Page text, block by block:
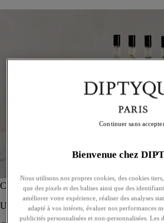
Coffret de 5 eaux de toilette - À composer
Un coffret sur-mesure de cinq eaux de
Bienvenue chez
Nous utilisons nos propres cookies, des cookies
que des pixels et des balises ainsi que des
améliorer votre expérience, réaliser des analyses
adapté à vos intérets, évaluer nos performances
publicités personnalisées et non-personnalisées. Les
Continuer sans